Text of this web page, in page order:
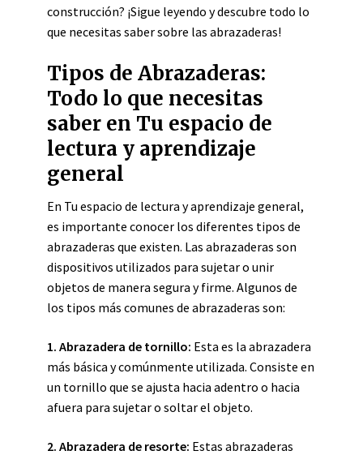
construcción? ¡Sigue leyendo y descubre todo lo
que necesitas saber sobre las abrazaderas!
Tipos de Abrazaderas:
Todo lo que necesitas
saber en Tu espacio de
lectura y aprendizaje
general
En Tu espacio de lectura y aprendizaje general,
es importante conocer los diferentes tipos de
abrazaderas que existen. Las abrazaderas son
dispositivos utilizados para sujetar o unir
objetos de manera segura y firme. Algunos de
los tipos más comunes de abrazaderas son:
1. Abrazadera de tornillo: Esta es la abrazadera
más básica y comúnmente utilizada. Consiste en
un tornillo que se ajusta hacia adentro o hacia
afuera para sujetar o soltar el objeto.
2. Abrazadera de resorte: Estas abrazaderas